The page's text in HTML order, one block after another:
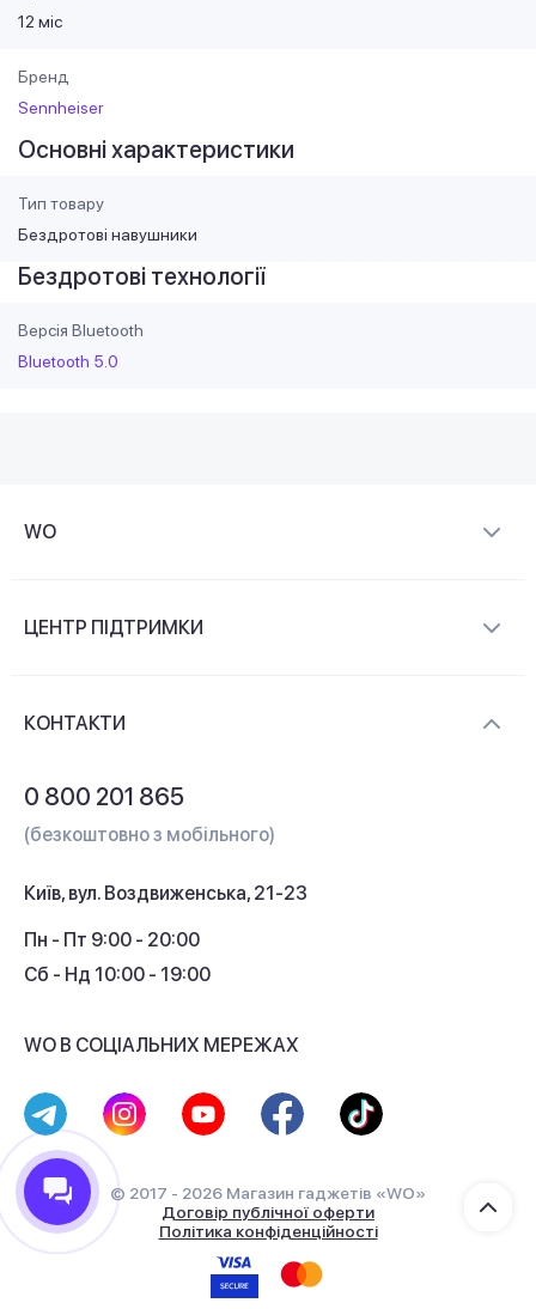
12 міс
Бренд
Sennheiser
Основні характеристики
Тип товару
Бездротові навушники
Бездротові технології
Версія Bluetooth
Bluetooth 5.0
WO
Контакти
ЦЕНТР ПІДТРИМКИ
Кешбек
КОНТАКТИ
0 800 201 865
(безкоштовно з мобільного)
Київ, вул. Воздвиженська, 21-23
Пн - Пт 9:00 - 20:00
Сб - Нд 10:00 - 19:00
WO В СОЦІАЛЬНИХ МЕРЕЖАХ
© 2017 - 2026 Магазин гаджетів «WO»
Договір публічної оферти
Політика конфіденційності